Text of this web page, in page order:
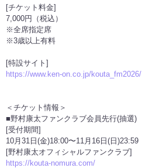
[チケット料金]
7,000円（税込）
※全席指定席
※3歳以上有料
[特設サイト]
https://www.ken-on.co.jp/kouta_fm2026/
＜チケット情報＞
■野村康太ファンクラブ会員先行(抽選)
[受付期間]
10月31日(金)18:00〜11月16日(日)23:59
[野村康太オフィシャルファンクラブ]
https://kouta-nomura.com/